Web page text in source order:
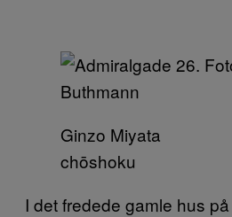
Ginzo Miyata
chōshoku
I det fredede gamle hus